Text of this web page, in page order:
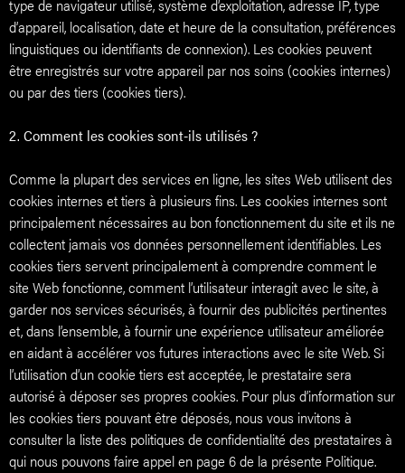
type de navigateur utilisé, système d’exploitation, adresse IP, type
d’appareil, localisation, date et heure de la consultation, préférences
linguistiques ou identifiants de connexion). Les cookies peuvent
être enregistrés sur votre appareil par nos soins (cookies internes)
ou par des tiers (cookies tiers).
2. Comment les cookies sont-ils utilisés ?
Comme la plupart des services en ligne, les sites Web utilisent des
cookies internes et tiers à plusieurs fins. Les cookies internes sont
principalement nécessaires au bon fonctionnement du site et ils ne
collectent jamais vos données personnellement identifiables. Les
cookies tiers servent principalement à comprendre comment le
site Web fonctionne, comment l’utilisateur interagit avec le site, à
garder nos services sécurisés, à fournir des publicités pertinentes
et, dans l’ensemble, à fournir une expérience utilisateur améliorée
en aidant à accélérer vos futures interactions avec le site Web. Si
l’utilisation d’un cookie tiers est acceptée, le prestataire sera
autorisé à déposer ses propres cookies. Pour plus d’information sur
les cookies tiers pouvant être déposés, nous vous invitons à
consulter la liste des politiques de confidentialité des prestataires à
qui nous pouvons faire appel en page 6 de la présente Politique.